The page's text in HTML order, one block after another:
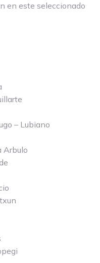
en este seleccionado
– Lubiano
Arbulo